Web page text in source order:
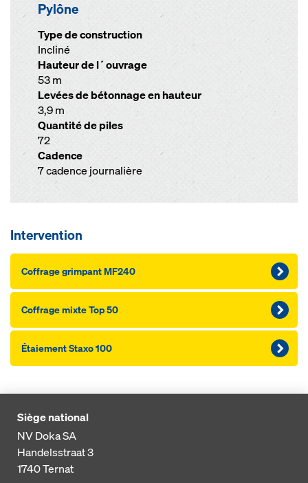
Pylône
Type de construction
Incliné
Hauteur de l´ouvrage
53 m
Levées de bétonnage en hauteur
3,9 m
Quantité de piles
72
Cadence
7 cadence journalière
Intervention
Coffrage grimpant MF240
Coffrage mixte Top 50
Étaiement Staxo 100
Siège national
NV Doka SA
Handelsstraat 3
1740Ternat